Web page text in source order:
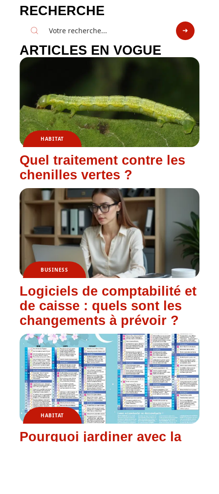
RECHERCHE
ARTICLES EN VOGUE
HABITAT
Quel traitement contre les
chenilles vertes ?
BUSINESS
Logiciels de comptabilité et
de caisse : quels sont les
changements à prévoir ?
HABITAT
Pourquoi jardiner avec la